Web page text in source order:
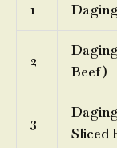
1
2
Beef)
3
Sliced